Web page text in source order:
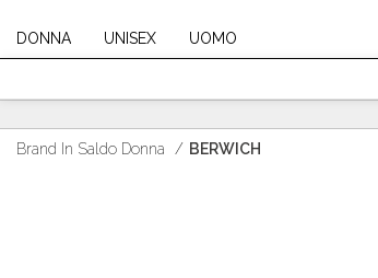
DONNA UNISEX UOMO
Brand In Saldo Donna / BERWICH